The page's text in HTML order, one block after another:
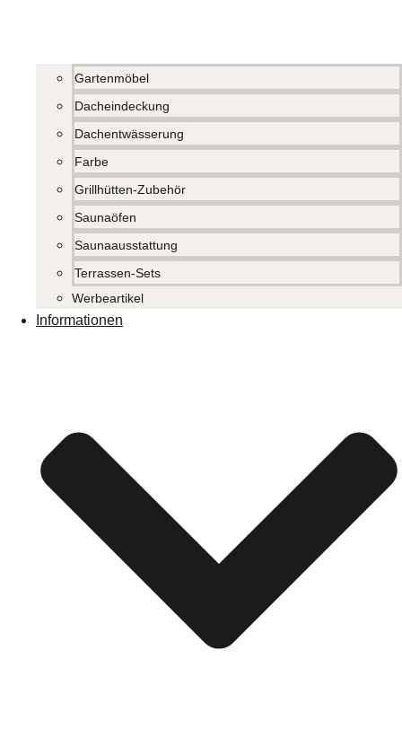
Gartenmöbel
Dacheindeckung
Dachentwässerung
Farbe
Grillhütten-Zubehör
Saunaöfen
Saunaausstattung
Terrassen-Sets
Werbeartikel
Informationen